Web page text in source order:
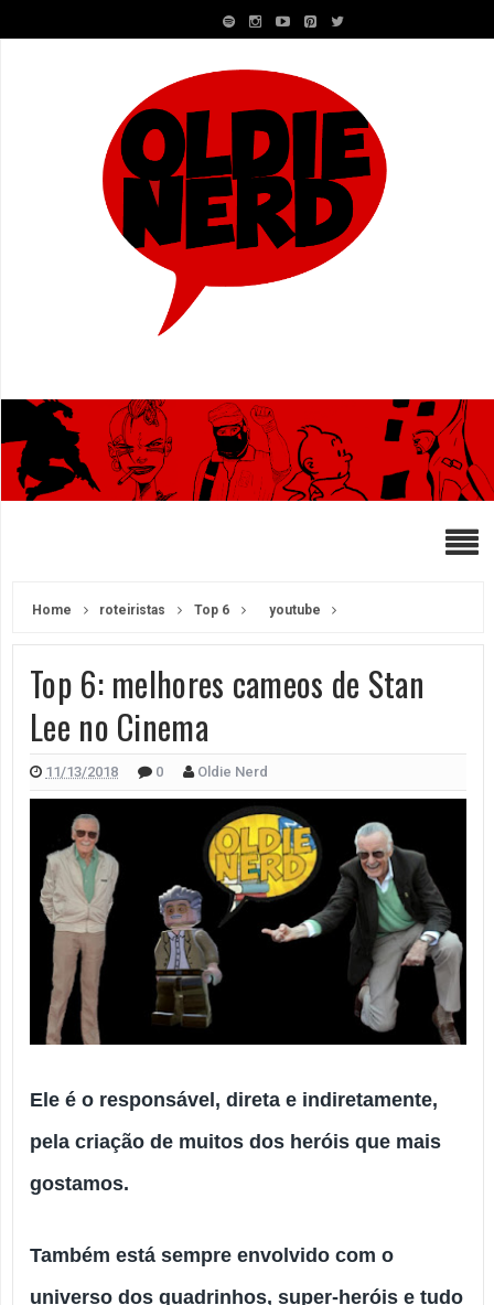
Home roteiristas Top 6 youtube
Top 6: melhores cameos de Stan
Lee no Cinema
11/13/2018 0 Oldie Nerd
Ele é o responsável, direta e indiretamente,
pela criação de muitos dos heróis que mais
gostamos.
Também está sempre envolvido com o
universo dos quadrinhos, super-heróis e tudo